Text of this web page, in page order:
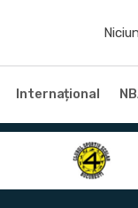
Internațional